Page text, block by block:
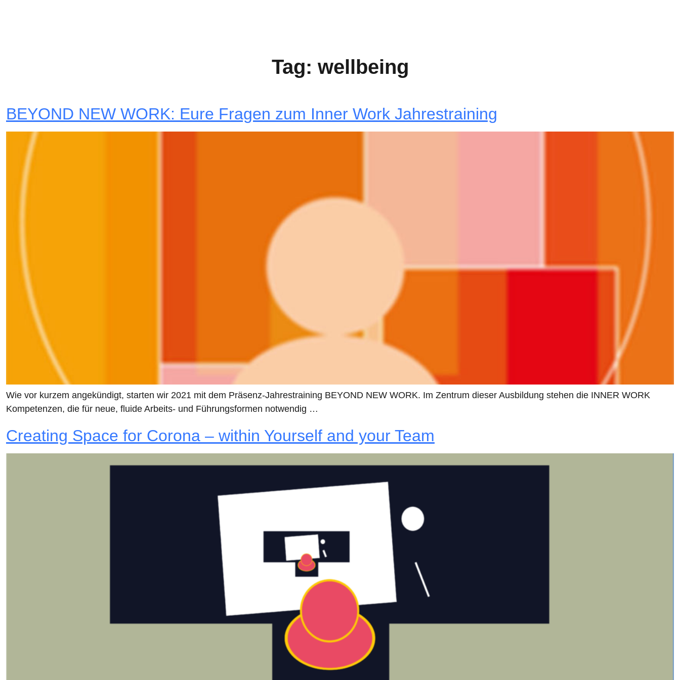
Tag: wellbeing
BEYOND NEW WORK: Eure Fragen zum Inner Work Jahrestraining
Wie vor kurzem angekündigt, starten wir 2021 mit dem Präsenz-Jahrestraining BEYOND NEW WORK. Im Zentrum dieser Ausbildung stehen die INNER WORK
Kompetenzen, die für neue, fluide Arbeits- und Führungsformen notwendig …
Creating Space for Corona – within Yourself and your Team